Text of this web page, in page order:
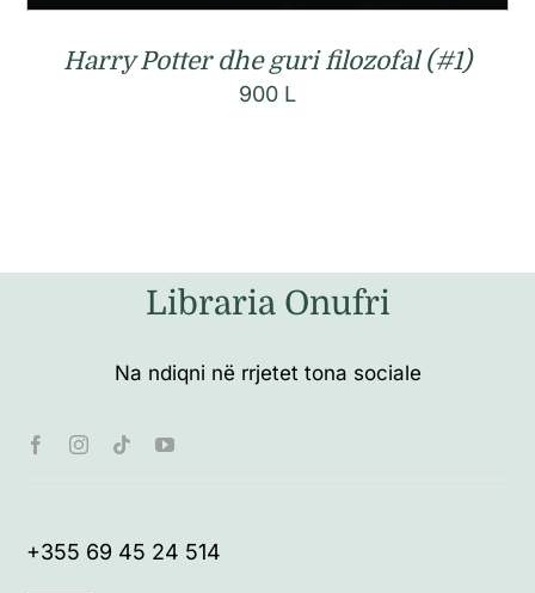
Harry Potter dhe guri filozofal (#1)
900 L
Libraria Onufri
Na ndiqni në rrjetet tona sociale
+355 69 45 24 514